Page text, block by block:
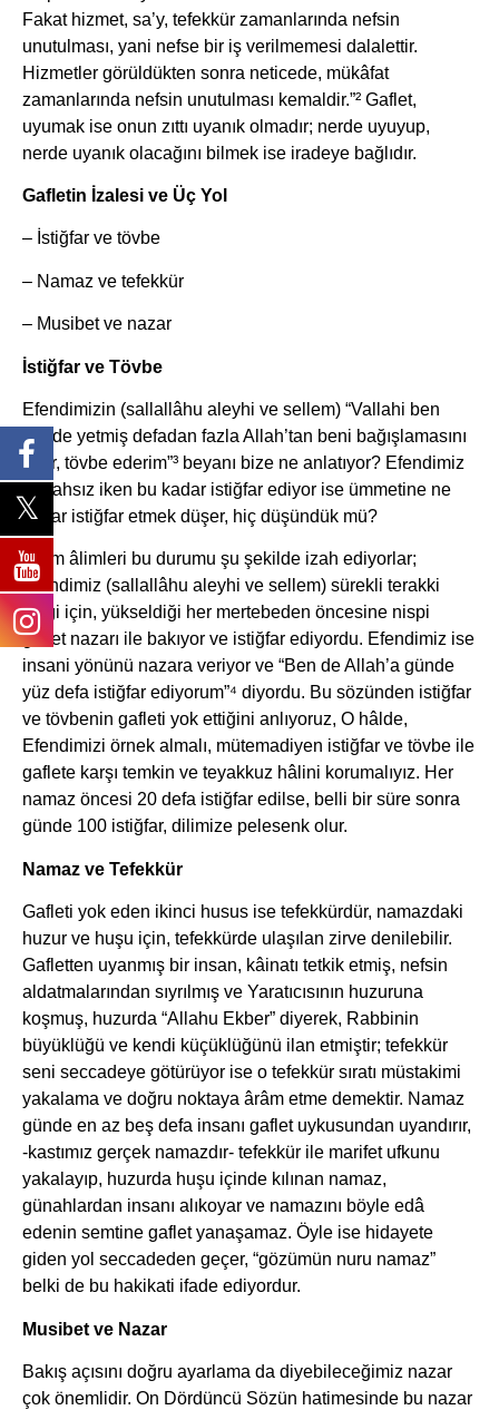
Fakat hizmet, sa’y, tefekkür zamanlarında nefsin
unutulması, yani nefse bir iş verilmemesi dalalettir.
Hizmetler görüldükten sonra neticede, mükâfat
zamanlarında nefsin unutulması kemaldir.”² Gaflet,
uyumak ise onun zıttı uyanık olmadır; nerde uyuyup,
nerde uyanık olacağını bilmek ise iradeye bağlıdır.
Gafletin İzalesi ve Üç Yol
– İstiğfar ve tövbe
– Namaz ve tefekkür
– Musibet ve nazar
İstiğfar ve Tövbe
Efendimizin (sallallâhu aleyhi ve sellem) “Vallahi ben
günde yetmiş defadan fazla Allah’tan beni bağışlamasını
diler, tövbe ederim”³ beyanı bize ne anlatıyor? Efendimiz
günahsız iken bu kadar istiğfar ediyor ise ümmetine ne
kadar istiğfar etmek düşer, hiç düşündük mü?
İslam âlimleri bu durumu şu şekilde izah ediyorlar;
Efendimiz (sallallâhu aleyhi ve sellem) sürekli terakki
ettiği için, yükseldiği her mertebeden öncesine nispi
gaflet nazarı ile bakıyor ve istiğfar ediyordu. Efendimiz ise
insani yönünü nazara veriyor ve “Ben de Allah’a günde
yüz defa istiğfar ediyorum”⁴ diyordu. Bu sözünden istiğfar
ve tövbenin gafleti yok ettiğini anlıyoruz, O hâlde,
Efendimizi örnek almalı, mütemadiyen istiğfar ve tövbe ile
gaflete karşı temkin ve teyakkuz hâlini korumalıyız. Her
namaz öncesi 20 defa istiğfar edilse, belli bir süre sonra
günde 100 istiğfar, dilimize pelesenk olur.
Namaz ve Tefekkür
Gafleti yok eden ikinci husus ise tefekkürdür, namazdaki
huzur ve huşu için, tefekkürde ulaşılan zirve denilebilir.
Gafletten uyanmış bir insan, kâinatı tetkik etmiş, nefsin
aldatmalarından sıyrılmış ve Yaratıcısının huzuruna
koşmuş, huzurda “Allahu Ekber” diyerek, Rabbinin
büyüklüğü ve kendi küçüklüğünü ilan etmiştir; tefekkür
seni seccadeye götürüyor ise o tefekkür sıratı müstakimi
yakalama ve doğru noktaya ârâm etme demektir. Namaz
günde en az beş defa insanı gaflet uykusundan uyandırır,
-kastımız gerçek namazdır- tefekkür ile marifet ufkunu
yakalayıp, huzurda huşu içinde kılınan namaz,
günahlardan insanı alıkoyar ve namazını böyle edâ
edenin semtine gaflet yanaşamaz. Öyle ise hidayete
giden yol seccadeden geçer, “gözümün nuru namaz”
belki de bu hakikati ifade ediyordur.
Musibet ve Nazar
Bakış açısını doğru ayarlama da diyebileceğimiz nazar
çok önemlidir. On Dördüncü Sözün hatimesinde bu nazar